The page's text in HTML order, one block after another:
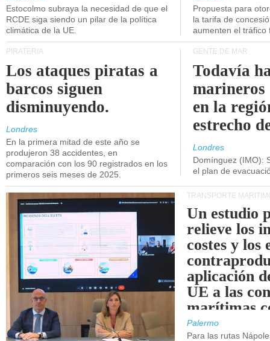
Estocolmo subraya la necesidad de que el
RCDE siga siendo un pilar de la política
climática de la UE.
Propuesta para
la tarifa de
aumenten el tráfico
PIRATERÍA
Los ataques piratas a
barcos siguen
disminuyendo.
Londres
En la primera mitad de este año se
produjeron 38 accidentes, en
comparación con los 90 registrados en los
primeros seis meses de 2025.
GENTE DE MAR
Todavía
marineros
en la
estrecho
Londres
Domínguez (IMO):
el plan de
TRANSPORTE
Un estudio
relieve los
costes y los
aplicación
UE a las
marítimas
de Sicilia.
Palermo
Para las rutas